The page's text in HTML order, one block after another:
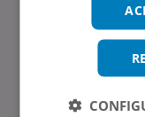
Avenida de